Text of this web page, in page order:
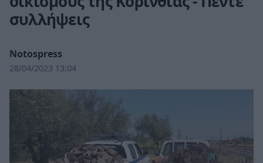
συλλήψεις
Notospress
28/04/2023 13:04